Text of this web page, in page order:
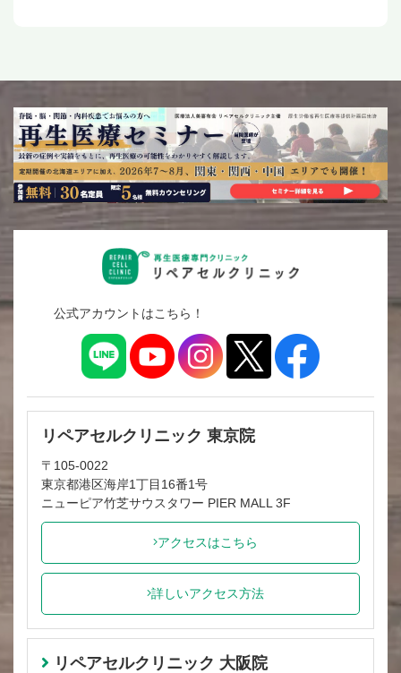
公式アカウントはこちら！
リペアセルクリニック 東京院
〒105-0022
東京都港区海岸1丁目16番1号
ニューピア竹芝サウスタワー PIER MALL 3F
アクセスはこちら
詳しいアクセス方法
リペアセルクリニック 大阪院